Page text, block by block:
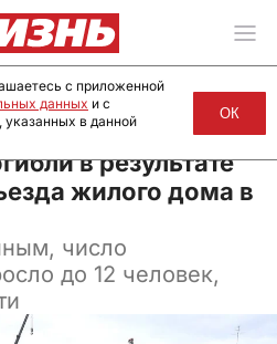
в результате
жилого дома в
число
до 12 человек,
с приложенной
данных и с
в данной
ОК